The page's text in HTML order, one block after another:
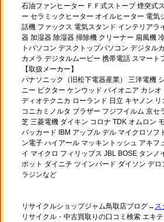
石油ファンヒーター ＦＦ式ストーブ 煙突式
ー セラミックヒーター オイルヒーター 電気
話機 ファックス 電気スタンド インテリアラ
器 加湿器 除湿器 掃除機 クリーナー 扇風機
トパソコン デスクトップパソコン デジタル
カメラ デジタルムービー 携帯電話 スマート
【取扱メーカー】
パナソニック（旧松下電器産業） 三洋電機
ニー ビクター ケンウッド パイオニア カシ
ディオテクニカ ローランド 日立 キヤノン
コニカミノルタ ブラザー フジフイルム 京セ
芝 三菱電機 ダイキン コロナ TDK オムロン
パッカード IBM アップル デル マイクロソフ
ン電子 ハイアール マッキントッシュ アキフ
イ マイクロ フィリップス JBL BOSE タンノ
ポット ダイニチ ツインバード ダイソン デ
ラジンなど
リサイクルショップジャム鳥取店ブログ→ ス
リサイクル・中古買取りの口コミ検索 エ